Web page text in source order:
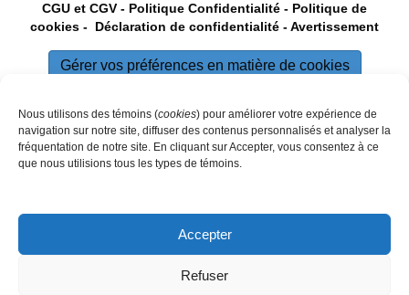
Nous utilisons des témoins (cookies) pour améliorer votre expérience de
navigation sur notre site, diffuser des contenus personnalisés et analyser la
fréquentation de notre site. En cliquant sur Accepter, vous consentez à ce
que nous utilisions tous les types de témoins.
Accepter
Refuser
CGU et CGV - Politique Confidentialité - Politique de
cookies - Déclaration de confidentialité - Avertissement
Gérer vos préférences en matière de cookies
Suivez-nous !
Facebook de Miel Boréal
(opens in new tab)Instagram de Miel Boréal
(opens in new tab)